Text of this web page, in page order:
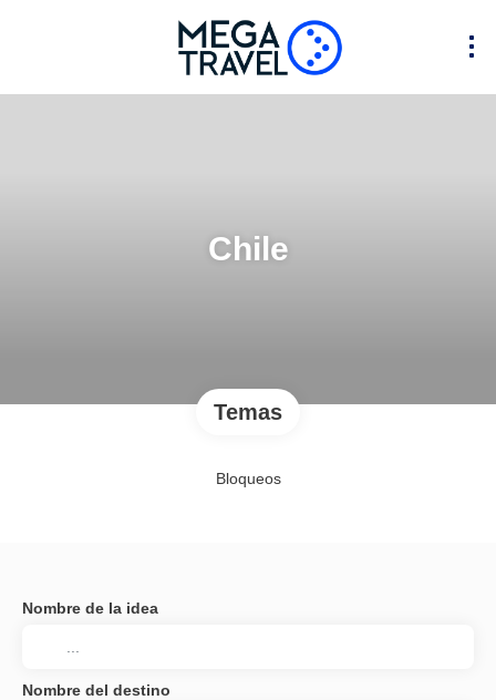
Chile
Temas
Bloqueos
Nombre de la idea
Nombre del destino